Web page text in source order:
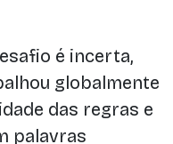
é incerta,
globalmente
das regras e
palavras